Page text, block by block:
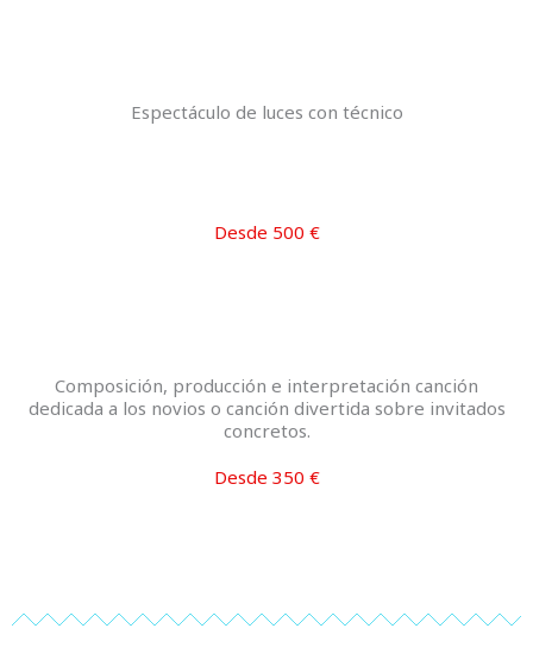
Espectáculo de luces con técnico
Desde 500 €
Composición, producción e interpretación canción
dedicada a los novios o canción divertida sobre invitados
concretos.
Desde 350 €